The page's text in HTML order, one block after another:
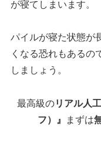
が寝てしまいます。
パイルが寝た状態が
くなる恐れもあるの
しましょう。
最高級のリアル人
フ）』
まずは